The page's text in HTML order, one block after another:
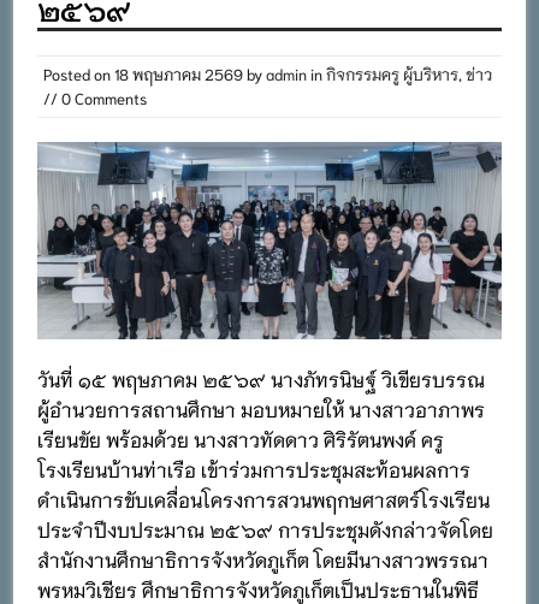
เนื่องในวันอาสาฬหบูชาและวันเข้าพรรษา
กิจกรรม SAFETY FOR KIDS เสริมสร้างวินัยและ
ความปลอดภัยในการใช้รถใช้ถนน
๒๕๖๙
Posted on18 พฤษภาคม 2569byadmininกิจกรรมครู ผู้บริหาร,ข่าว
// 0 Comments
วันที่ ๑๕ พฤษภาคม ๒๕๖๙ นางภัทรนิษฐ์ วิเขียรบรรณ
ผู้อำนวยการสถานศึกษา มอบหมายให้ นางสาวอาภาพร
เรียนขัย พร้อมด้วย นางสาวทัดดาว ศิริรัตนพงค์ ครู
โรงเรียนบ้านท่าเรือ เข้าร่วมการประชุมสะท้อนผลการ
ดำเนินการขับเคลื่อนโครงการสวนพฤกษศาสตร์โรงเรียน
ประจำปีงบประมาณ ๒๕๖๙ การประชุมดังกล่าวจัดโดย
สำนักงานศึกษาธิการจังหวัดภูเก็ต โดยมีนางสาวพรรณา
พรหมวิเชียร ศึกษาธิการจังหวัดภูเก็ตเป็นประธานในพิธี